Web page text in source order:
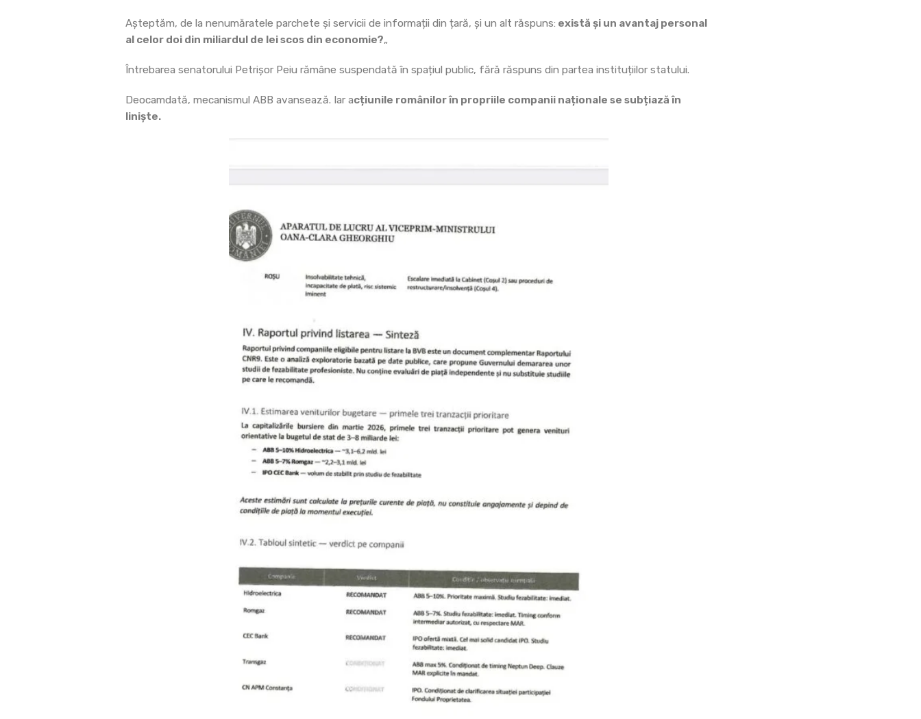
Așteptăm, de la nenumăratele parchete și servicii de informații din țară, și un alt răspuns: există și un avantaj personal
al celor doi din miliardul de lei scos din economie?„
Întrebarea senatorului Petrișor Peiu rămâne suspendată în spațiul public, fără răspuns din partea instituțiilor statului.
Deocamdată, mecanismul ABB avansează. Iar acțiunile românilor în propriile companii naționale se subțiază în
liniște.